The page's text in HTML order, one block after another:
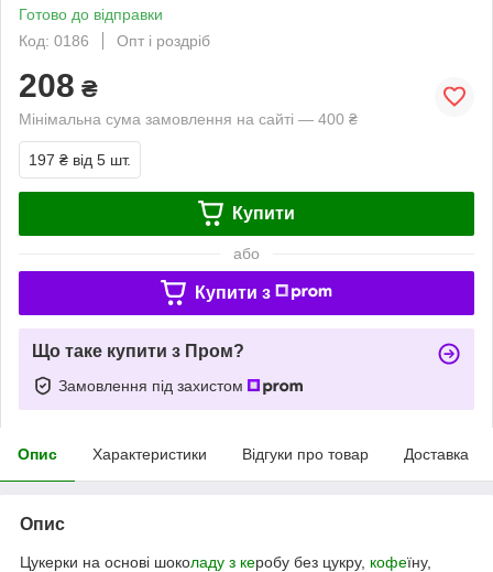
Готово до відправки
Код: 0186
Опт і роздріб
208 ₴
Мінімальна сума замовлення на сайті — 400 ₴
197 ₴ від 5 шт.
Купити
або
Купити з
Що таке купити з Пром?
Замовлення під захистом
Опис Характеристики Відгуки про товар Доставка
Опис
Цукерки на основі шоколаду з керобу без цукру, кофеїну,